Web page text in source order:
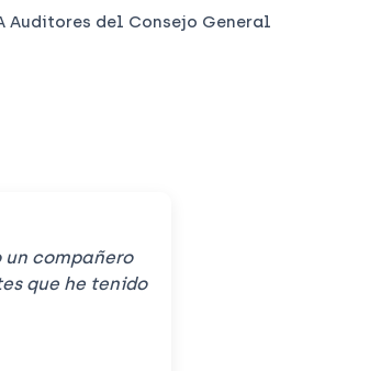
Auditores del Consejo General
un compañero
que he tenido